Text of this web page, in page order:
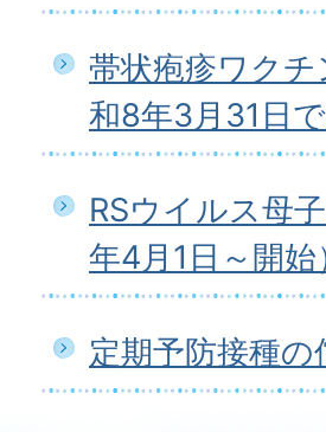
帯状疱疹ワク
和8年3月31日
RSウイルス母
年4月1日～開始
定期予防接種